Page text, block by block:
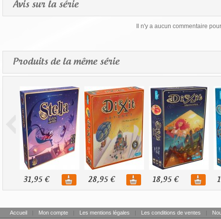
Avis sur la série
Il n'y a aucun commentaire
Produits de la même série
31,95 € 28,95 € 18,95 €
Accueil | Mon compte | Les mentions légales | Les conditions de ventes |